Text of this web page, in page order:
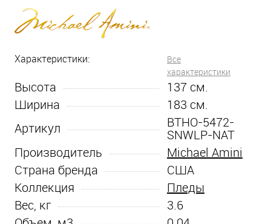
Характеристики:
Все
характеристики
Высота 137 см.
Ширина
183 см.
Артикул
BTHO-5472-
SNWLP-NAT
Производитель
Michael Amini
Страна бренда
США
Коллекция
Пледы
Вес, кг
3.6